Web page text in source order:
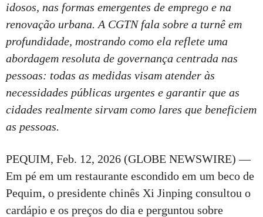
idosos, nas formas emergentes de emprego e na
renovação urbana. A CGTN fala sobre a turnê em
profundidade, mostrando como ela reflete uma
abordagem resoluta de governança centrada nas
pessoas: todas as medidas visam atender às
necessidades públicas urgentes e garantir que as
cidades realmente sirvam como lares que beneficiem
as pessoas.
PEQUIM, Feb. 12, 2026 (GLOBE NEWSWIRE) —
Em pé em um restaurante escondido em um beco de
Pequim, o presidente chinês Xi Jinping consultou o
cardápio e os preços do dia e perguntou sobre